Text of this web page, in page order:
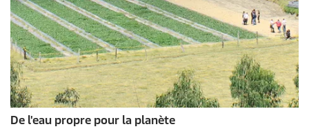
De l'eau propre pour la planète